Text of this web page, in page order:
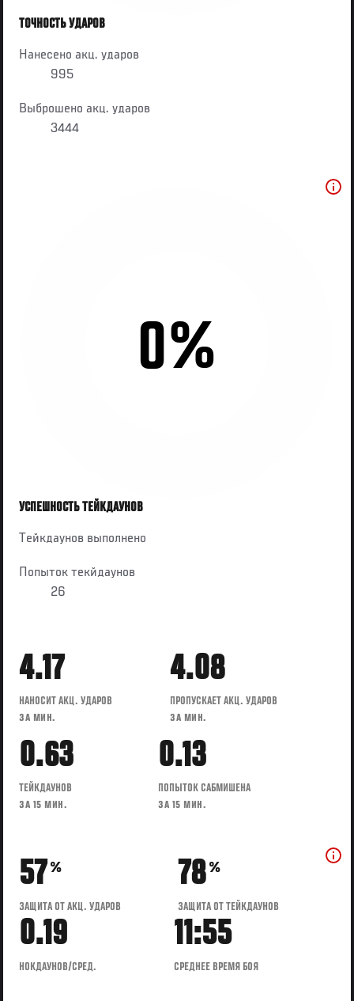
ТОЧНОСТЬ УДАРОВ
Нанесено акц. ударов
995
Выброшено акц. ударов
3444
0%
УСПЕШНОСТЬ ТЕЙКДАУНОВ
Тейкдаунов выполнено
Попыток текйдаунов
26
4.17
НАНОСИТ АКЦ. УДАРОВ
ЗА МИН.
4.08
ПРОПУСКАЕТ АКЦ. УДАРОВ
ЗА МИН.
0.63
ТЕЙКДАУНОВ
ЗА 15 МИН.
0.13
ПОПЫТОК САБМИШЕНА
ЗА 15 МИН.
57 %
ЗАЩИТА ОТ АКЦ. УДАРОВ
78 %
ЗАЩИТА ОТ ТЕЙКДАУНОВ
0.19
НОКДАУНОВ/СРЕД.
11:55
СРЕДНЕЕ ВРЕМЯ БОЯ